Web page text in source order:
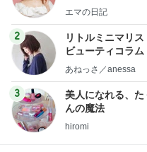
社売却セカンドラ
エマの日記
2
リトルミニマリス
ビューティコラ
little
あねっさ／anessa
3
美人になれる、た
んの魔法
hiromi